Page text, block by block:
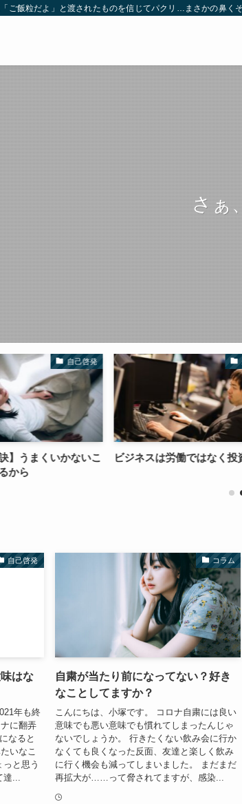
ご飯粒だよ」と渡されたものを信じてパクリ…まさかの鼻
さぁ
未分類
ビジネスは労働ではなく投資
ネガティ
が中途半
自己啓発
はな
年も終
に翻弄
なると
いなこ
と思う
達...
コラム
自粛が当たり前になってない？好き
なことしてますか？
こんにちは、小塚です。 コロナ自粛には良い
意味でも悪い意味でも慣れてしまったんじゃ
ないでしょうか。 行きたくない飲み会に行か
なくても良くなった反面、友達と楽しく飲み
に行く機会も減ってしまいました。 まだまだ
再拡大が……って脅されてますが、感染...